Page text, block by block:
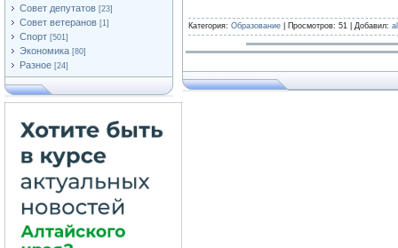
Совет депутатов [23]
Совет ветеранов [1]
Спорт [501]
Экономика [80]
Разное [24]
Категория: Образование | Просмотров: 51 | Добавил: